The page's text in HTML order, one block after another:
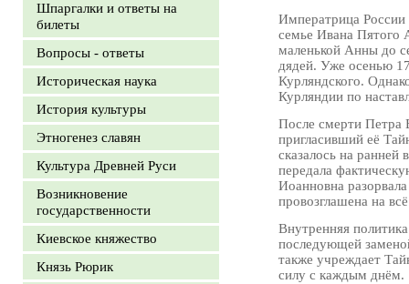
Шпаргалки и ответы на
билеты
Вопросы - ответы
Историческая наука
История культуры
Этногенез славян
Культура Древней Руси
Возникновение
государственности
Киевское княжество
Князь Рюрик
Императрица России
семье Ивана Пятого
маленькой Анны до
дядей. Уже осенью
Курляндского.
Курляндии по
После смерти Петра
пригласивший её
сказалось на
передала
Иоанновна
провозглашена на
Внутренняя
последующей
также учреждает
силу с каждым днём.